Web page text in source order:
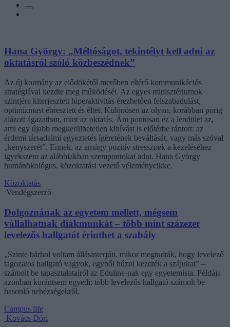
Hana György: „Méltóságot, tekintélyt kell adni az
oktatásról szóló közbeszédnek”
Az új kormány az elődökétől merőben eltérő kommunikációs
stratégiával kezdte meg működését. Az egyes minisztériumok
szintjére kiterjesztett hiperaktivitás érezhetően felszabadulást,
optimizmust ébresztett és éltet. Különösen az olyan, korábban porig
alázott ágazatban, mint az oktatás. Ám pontosan ez a lendület az,
ami egy újabb megkerülhetetlen kihívást is előtérbe rántott: az
érdemi társadalmi egyeztetés ígéretének beváltását, vagy más szóval
„kényszerét”. Ennek, az amúgy pozitív stressznek a kezeléséhez
igyekszem az alábbiakban szempontokat adni. Hana György
humánökológus, közoktatási vezető véleménycikke.
Közoktatás
Vendégszerző
Dolgoznának az egyetem mellett, mégsem
vállalhatnak diákmunkát – több mint százezer
levelezős hallgatót érinthet a szabály
„Szinte bárhol voltam állásinterjún, mikor megtudták, hogy levelező
tagozatos hallgató vagyok, egyből húzni kezdték a szájukat” –
számolt be tapasztalatairól az Eduline-nak egy egyetemista. Példája
azonban korántsem egyedi: több levelezős hallgató számolt be
hasonló nehézségekről.
Campus life
Kovács Dóri